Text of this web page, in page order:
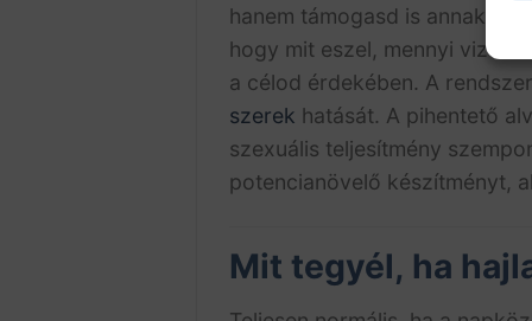
hanem támogasd is annak
hogy mit eszel, mennyi vizet
a célod érdekében. A
szerek hatását. A pihentető
szexuális teljesítmény
potencianövelő készítményt,
Mit tegyél, ha